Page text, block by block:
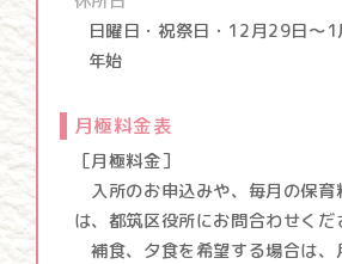
日曜日・祝祭日・12月29日～
年始
月極料金表
［月極料金］
入所のお申込みや、毎月の保育
は、都筑区役所にお問合わせくだ
補食、夕食を希望する場合は、